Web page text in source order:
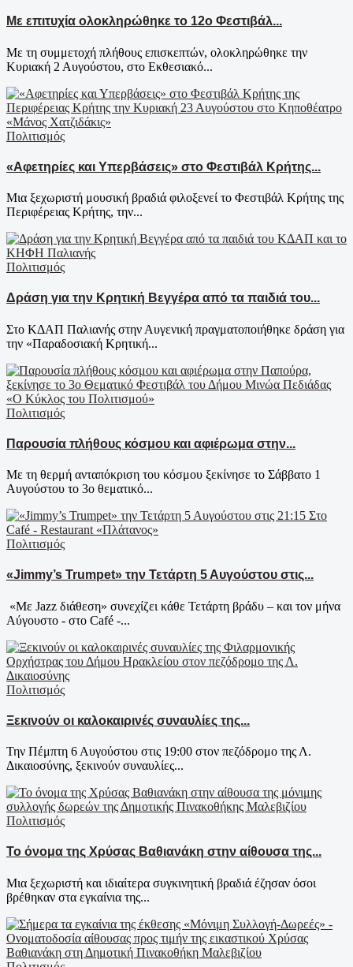
Με επιτυχία ολοκληρώθηκε το 12ο Φεστιβάλ...
Με τη συμμετοχή πλήθους επισκεπτών, ολοκληρώθηκε την
Κυριακή 2 Αυγούστου, στο Εκθεσιακό...
Πολιτισμός
«Αφετηρίες και Υπερβάσεις» στο Φεστιβάλ Κρήτης...
Μια ξεχωριστή μουσική βραδιά φιλοξενεί το Φεστιβάλ Κρήτης της
Περιφέρειας Κρήτης, την...
Πολιτισμός
Δράση για την Κρητική Βεγγέρα από τα παιδιά του...
Στο ΚΔΑΠ Παλιανής στην Αυγενική πραγματοποιήθηκε δράση για
την «Παραδοσιακή Κρητική...
Πολιτισμός
Παρουσία πλήθους κόσμου και αφιέρωμα στην...
Με τη θερμή ανταπόκριση του κόσμου ξεκίνησε το Σάββατο 1
Αυγούστου το 3ο θεματικό...
Πολιτισμός
«Jimmy’s Trumpet» την Τετάρτη 5 Αυγούστου στις...
«Με Jazz διάθεση» συνεχίζει κάθε Τετάρτη βράδυ – και τον μήνα
Αύγουστο - στο Café -...
Πολιτισμός
Ξεκινούν οι καλοκαιρινές συναυλίες της...
Την Πέμπτη 6 Αυγούστου στις 19:00 στον πεζόδρομο της Λ.
Δικαιοσύνης, ξεκινούν συναυλίες...
Πολιτισμός
Το όνομα της Χρύσας Βαθιανάκη στην αίθουσα της...
Μια ξεχωριστή και ιδιαίτερα συγκινητική βραδιά έζησαν όσοι
βρέθηκαν στα εγκαίνια της...